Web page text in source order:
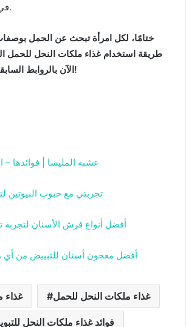
في تحقيق حلم الأمومة.
ختامًا، لكل امرأة تبحث عن الحمل
طريقة استخدام غذاء ملكات النحل للحمل
الآن بالروابط السابقة واستمتعي بالخصم!
عشبة المليسا | فوائدها –
تجربتي مع حبوب البيوتين
أفضل أنواع فرش الأسنان لتجربة
أفضل معجون أسنان للتبييض من أي
غذاء غذاء ملكات النحل للحمل
فوائد غذاء ملكات النحل